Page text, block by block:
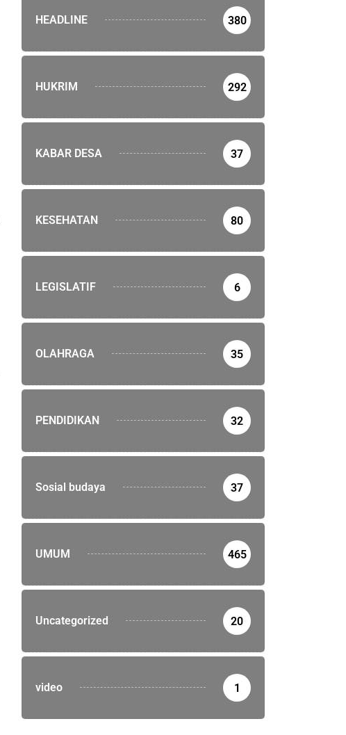
HEADLINE 380
HUKRIM 292
KABAR DESA 37
KESEHATAN 80
LEGISLATIF 6
OLAHRAGA 35
PENDIDIKAN 32
Sosial budaya 37
UMUM 465
Uncategorized 20
video 1